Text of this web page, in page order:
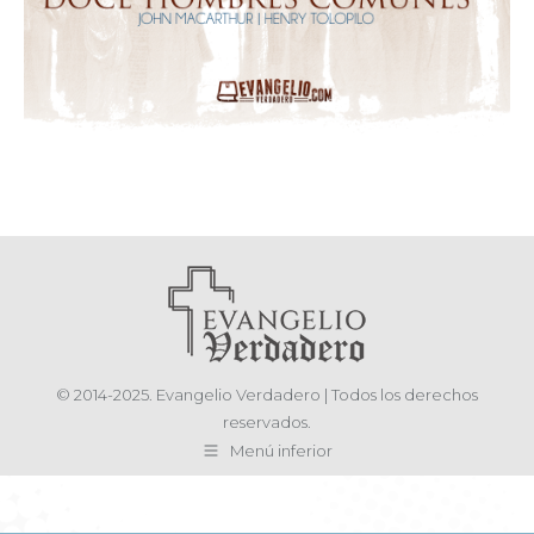
© 2014-2025. Evangelio Verdadero | Todos los derechos
reservados.
Menú inferior